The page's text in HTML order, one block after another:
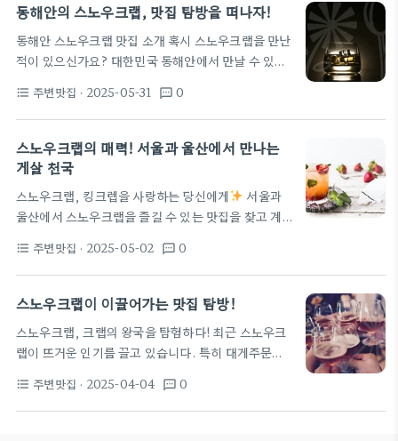
동해안의 스노우크랩, 맛집 탐방을 떠나자!
동해안 스노우크랩 맛집 소개 혹시 스노우크랩을 만난
적이 있으신가요? 대한민국 동해안에서 만날 수 있는
박달대게, 동해안홍게와 함께 맛있는 주인공으로 자
리 잡았죠. 특히, 그 맛은 순수의 극치로, 독특한 식감
과 풍부한 육즙이 매력적입니다! 스노우크랩 추천 맛
집 동해 수산물 시장 신선한 스노우크랩을 저렴하게
조리해 먹을 수 있어요! 해변가의 특별한 뷔페 현지에
서 잡은 생선을 활용한 뷔페입니다. 공식적으로 스노
우크랩, 박달대게 등이 포함된 메뉴를 제공해요. 예약
format_list_bulleted 주변맛집 · 2025-05-31 textsms 0
스노우크랩의 매력! 서울과 울산에서 만나는
게살 천국
스노우크랩, 킹크렙을 사랑하는 당신에게
서울과
울산에서 스노우크랩을 즐길 수 있는 맛집을 찾고 계
드러운 게살과 진한 맛으로 유명하죠. 최근에는 자숙
냉동대게가 인기를 끌며, 킹크렙이나 러시아대게와
같은 다양한 게 요리를 찾는 사람들이 늘어나고 있습
맛집에서도 많이 제공하고 있습니다. 특히, 신선한 스
노우크랩 요리는 그 자체로 화려한 비주얼과 함께 대
접받는 메뉴입니다.
서울의 스노우크랩 맛집 추천
format_list_bulleted 주변맛집 · 2025-05-02 textsms 0
스노우크랩이 이끌어가는 맛집 탐방!
스노우크랩, 크랩의 왕국을 탐험하다! 최근 스노우크
랩이 뜨거운 인기를 끌고 있습니다. 특히 대게주문부
홍게, 영덕대개, 킹크랩싯가 가성비 좋은 선택으로 인
기입니다. 이 글에서는 스노우크랩을 비롯한 다양한
format_list_bulleted 주변맛집 · 2025-04-04 textsms 0